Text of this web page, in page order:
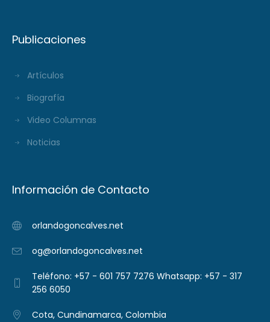
Publicaciones
Artículos
Biografía
Video Columnas
Noticias
Información de Contacto
orlandogoncalves.net
og@orlandogoncalves.net
Teléfono: +57 - 601 757 7276 Whatsapp: +57 - 317
256 6050
Cota, Cundinamarca, Colombia